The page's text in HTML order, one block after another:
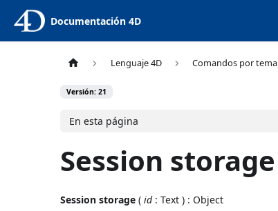
Documentación 4D
Lenguaje 4D Comandos por tema
Versión: 21
En esta página
Session storage
Session storage (id: Text ) : Object